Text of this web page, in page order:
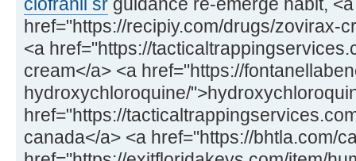
href="https://recipiy.com/drugs/zovirax-
<a href="https://
cream</a> <a href="https://
hydroxychloroquine/
href="https://
canada</a> <a href="https://bhtla.com/